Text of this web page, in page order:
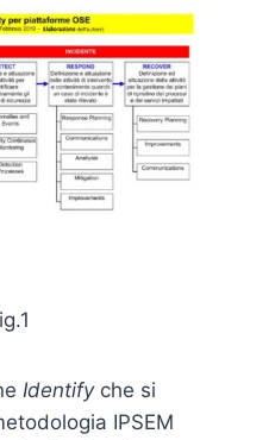
Identifyche si
IPSEM